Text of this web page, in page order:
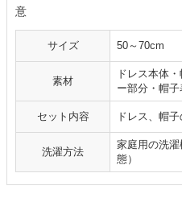
意
サイズ 50～70cm
素材
ドレス本体
ー部分・帽
セット内容 ドレス、帽
洗濯方法
家庭用の洗
態）